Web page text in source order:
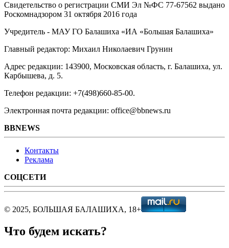
Свидетельство о регистрации СМИ Эл №ФС ‎77-67562 выдано
Роскомнадзором 31 октября 2016 года
Учредитель - МАУ ГО Балашиха «ИА «Большая Балашиха»
Главный редактор: Михаил Николаевич Грунин
Адрес редакции: 143900, Московская область, г. Балашиха, ул.
Карбышева, д. 5.
Телефон редакции: +7(498)660-85-00.
Электронная почта редакции: office@bbnews.ru
BBNEWS
Контакты
Реклама
СОЦСЕТИ
© 2025, БОЛЬШАЯ БАЛАШИХА, 18+
Что будем искать?